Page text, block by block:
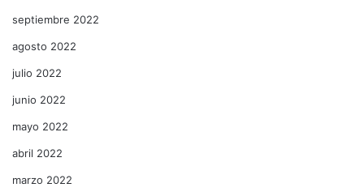
septiembre 2022
agosto 2022
julio 2022
junio 2022
mayo 2022
abril 2022
marzo 2022